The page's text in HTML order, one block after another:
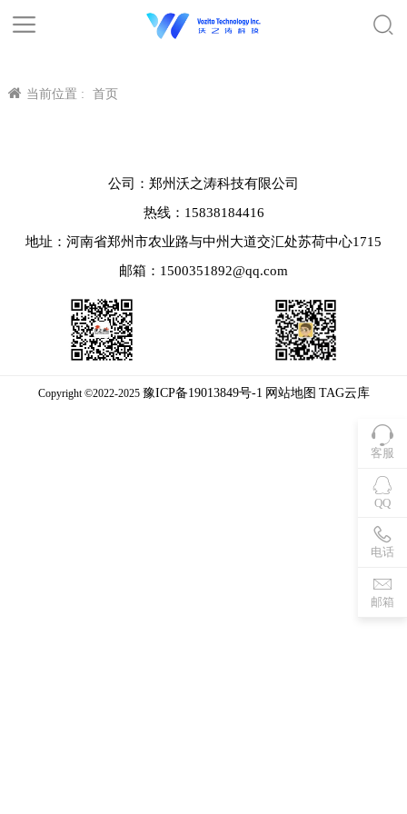
当前位置 : 首页
客服
QQ
电话
邮箱
公司：郑州沃之涛科技有限公司
热线：15838184416
地址：河南省郑州市农业路与中州大道交汇处苏荷中心1715
邮箱：1500351892@qq.com
Copyright ©2022-2025 豫ICP备19013849号-1 网站地图 TAG云库